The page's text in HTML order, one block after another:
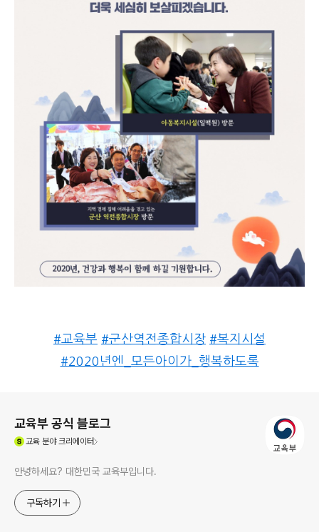
#교육부 #군산역전종합시장 #복지시설
#2020년엔_모든아이가_행복하도록
교육부 공식 블로그
교육분야 크리에이터
안녕하세요? 대한민국 교육부입니다.
구독하기